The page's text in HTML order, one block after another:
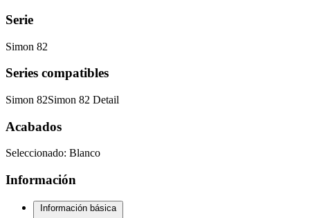
Serie
Simon 82
Series compatibles
Simon 82Simon 82 Detail
Acabados
Seleccionado: Blanco
Información